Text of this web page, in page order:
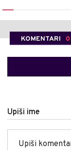
KOMENTARI 0
Upiši ime